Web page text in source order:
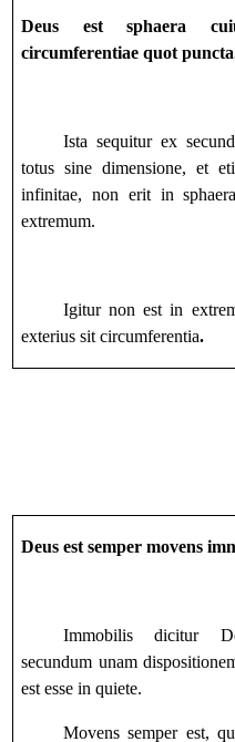
Deus est sphaera
circumferentiae quot
Ista sequitur ex
totus sine dimensione, et
infinitae, non erit in
extremum.
Igitur non est in
exterius sit circumferentia.
Deus est semper movens
Immobilis dicitur
secundum unam
est esse in quiete.
Movens semper est,